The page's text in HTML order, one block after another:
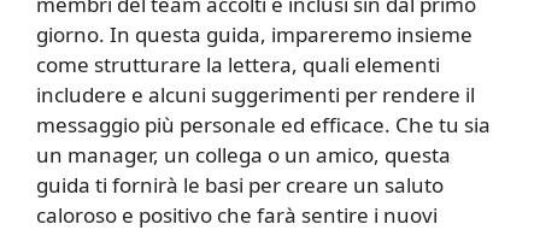
giorno. In questa guida, impareremo insieme
come strutturare la lettera, quali elementi
includere e alcuni suggerimenti per rendere il
messaggio più personale ed efficace. Che tu sia
un manager, un collega o un amico, questa
guida ti fornirà le basi per creare un saluto
caloroso e positivo che farà sentire i nuovi